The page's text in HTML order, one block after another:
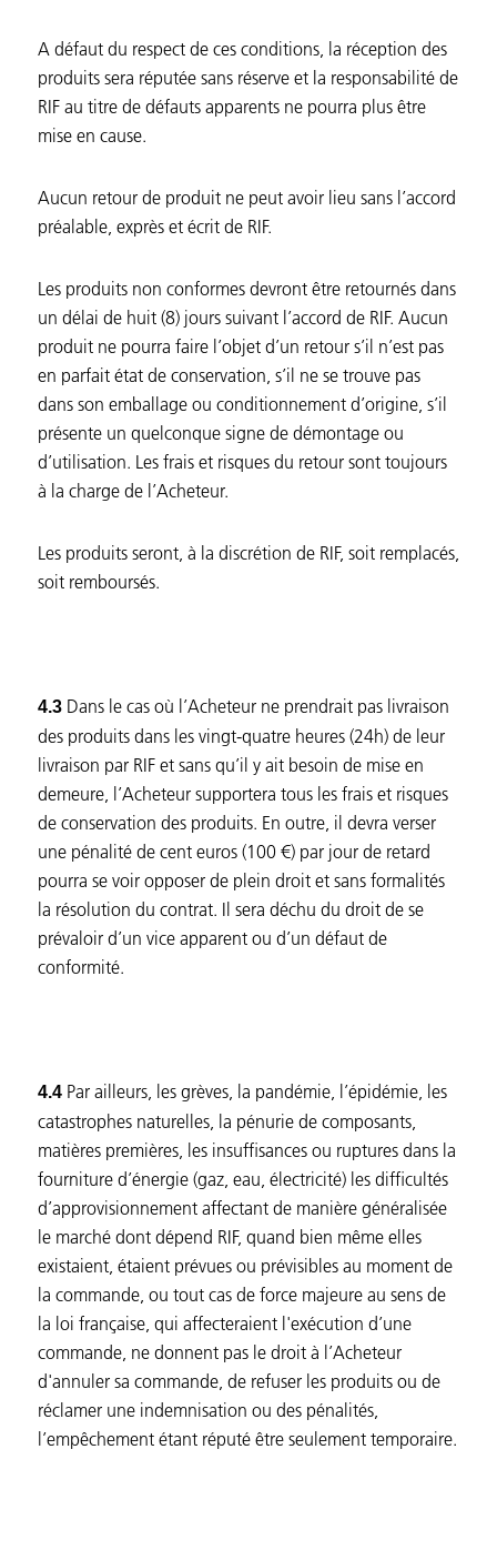
A défaut du respect de ces conditions, la réception des
produits sera réputée sans réserve et la responsabilité de
RIF au titre de défauts apparents ne pourra plus être
mise en cause.
Aucun retour de produit ne peut avoir lieu sans l’accord
préalable, exprès et écrit de RIF.
Les produits non conformes devront être retournés dans
un délai de huit (8) jours suivant l’accord de RIF. Aucun
produit ne pourra faire l’objet d’un retour s’il n’est pas
en parfait état de conservation, s’il ne se trouve pas
dans son emballage ou conditionnement d’origine, s’il
présente un quelconque signe de démontage ou
d’utilisation. Les frais et risques du retour sont toujours
à la charge de l’Acheteur.
Les produits seront, à la discrétion de RIF, soit remplacés,
soit remboursés.
4.3 Dans le cas où l’Acheteur ne prendrait pas livraison
des produits dans les vingt-quatre heures (24h) de leur
livraison par RIF et sans qu’il y ait besoin de mise en
demeure, l’Acheteur supportera tous les frais et risques
de conservation des produits. En outre, il devra verser
une pénalité de cent euros (100 €) par jour de retard
pourra se voir opposer de plein droit et sans formalités
la résolution du contrat. Il sera déchu du droit de se
prévaloir d’un vice apparent ou d’un défaut de
conformité.
4.4 Par ailleurs, les grèves, la pandémie, l’épidémie, les
catastrophes naturelles, la pénurie de composants,
matières premières, les insuffisances ou ruptures dans la
fourniture d’énergie (gaz, eau, électricité) les difficultés
d’approvisionnement affectant de manière généralisée
le marché dont dépend RIF, quand bien même elles
existaient, étaient prévues ou prévisibles au moment de
la commande, ou tout cas de force majeure au sens de
la loi française, qui affecteraient l'exécution d’une
commande, ne donnent pas le droit à l’Acheteur
d'annuler sa commande, de refuser les produits ou de
réclamer une indemnisation ou des pénalités,
l’empêchement étant réputé être seulement temporaire.